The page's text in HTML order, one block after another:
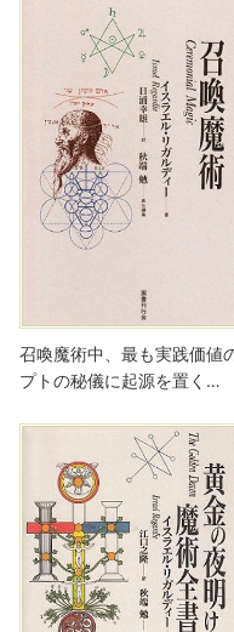
召喚魔術中、最も実践価値
プトの秘儀に起源を置く…